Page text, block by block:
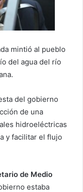
mintió al pueblo
del agua del río
del gobierno
de una
hidroeléctricas
y facilitar el flujo
de Medio
estaba